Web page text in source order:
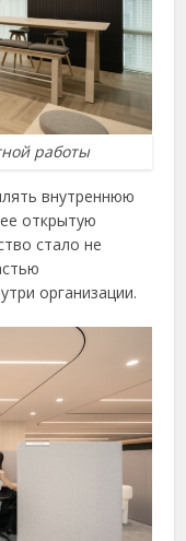
работы
внутреннюю
открытую
стало не
организации.